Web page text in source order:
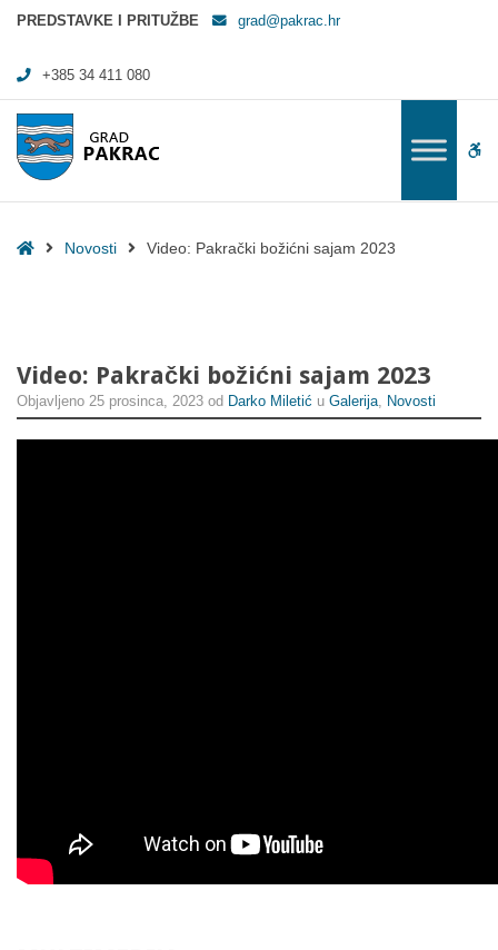
Video: Pakrački božićni sajam 2023 - Grad Pakrac
PREDSTAVKE I PRITUŽBE grad@pakrac.hr
+385 34 411 080
HomeNovosti Video: Pakrački božićni sajam 2023
Video: Pakrački božićni sajam 2023
Objavljeno 25 prosinca, 2023 od Darko Miletić u Galerija, Novosti